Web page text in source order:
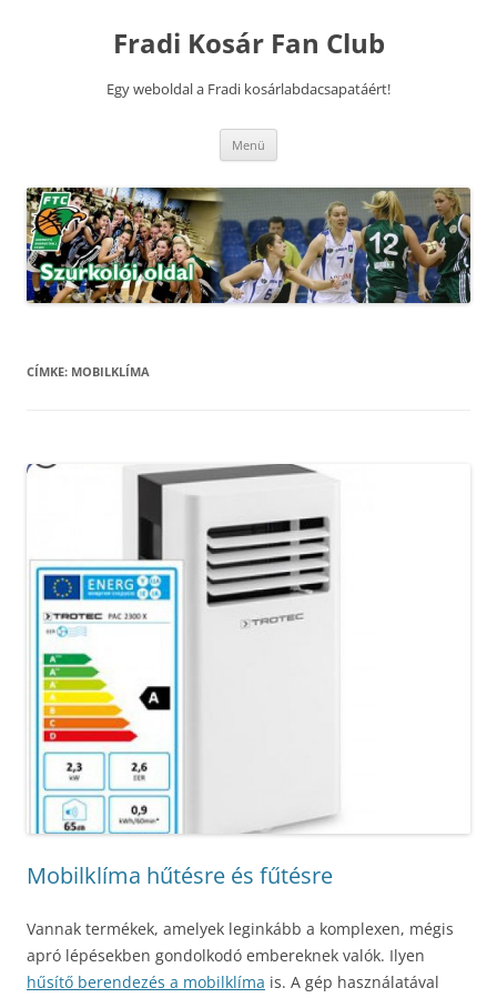
Fradi Kosár Fan Club
Egy weboldal a Fradi kosárlabdacsapatáért!
Menü
CÍMKE: MOBILKLÍMA
Mobilklíma hűtésre és fűtésre
Vannak termékek, amelyek leginkább a komplexen, mégis
apró lépésekben gondolkodó embereknek valók. Ilyen
hűsítő berendezés a mobilklíma is. A gép használatával